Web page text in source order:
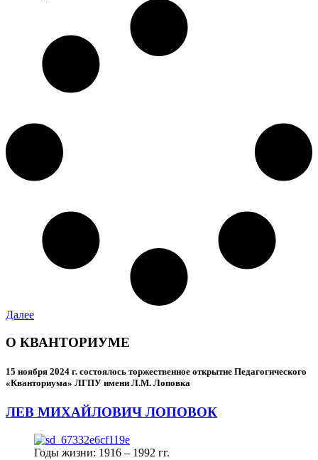
Далее
О КВАНТОРИУМЕ
15 ноября 2024 г. состоялось торжественное открытие Педагогического
«Кванториума» ЛГПУ имени Л.М. Лоповка
ЛЕВ МИХАЙЛОВИЧ ЛОПОВОК
Годы жизни: 1916 – 1992 гг.